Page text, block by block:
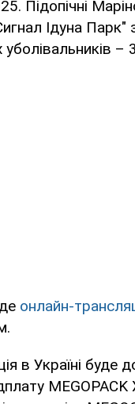
Підопічні
Ідуна Парк"
уболівальників –
онлайн-
в Україні буде